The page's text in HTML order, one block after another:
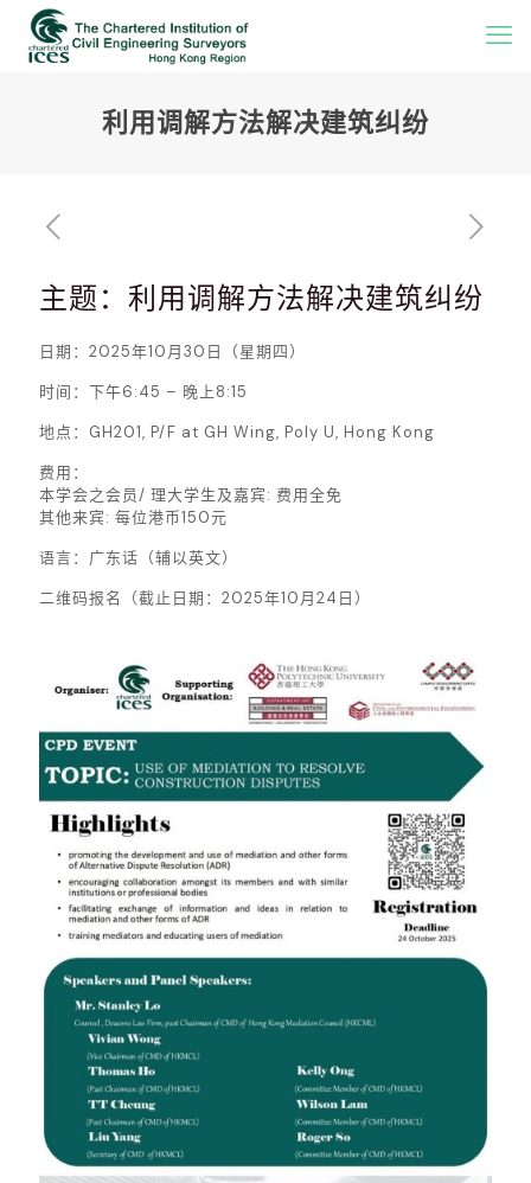
利用调解方法解决建筑纠纷
主题：利用调解方法解决建筑纠纷
日期：2025年10月30日（星期四）
时间：下午6:45 – 晚上8:15
地点：GH201, P/F at GH Wing, Poly U, Hong Kong
费用：
本学会之会员/ 理大学生及嘉宾: 费用全免
其他来宾: 每位港币150元
语言：广东话（辅以英文）
二维码报名（截止日期：2025年10月24日）